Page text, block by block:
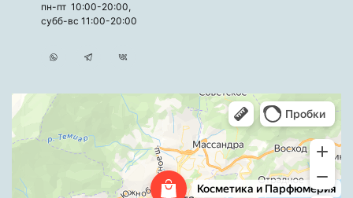
пн-пт 10:00-20:00,
субб-вс 11:00-20:00